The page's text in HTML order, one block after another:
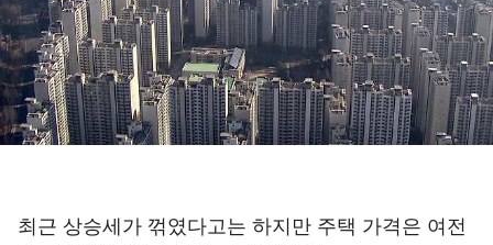
최근 상승세가 꺾였다고는 하지만 주택 가격은 여전